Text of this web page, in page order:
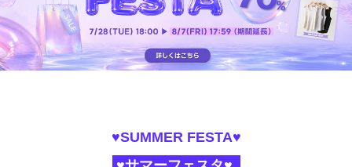
♥SUMMER FESTA♥